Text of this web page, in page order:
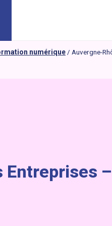
numérique / Auvergne-
Entreprises –